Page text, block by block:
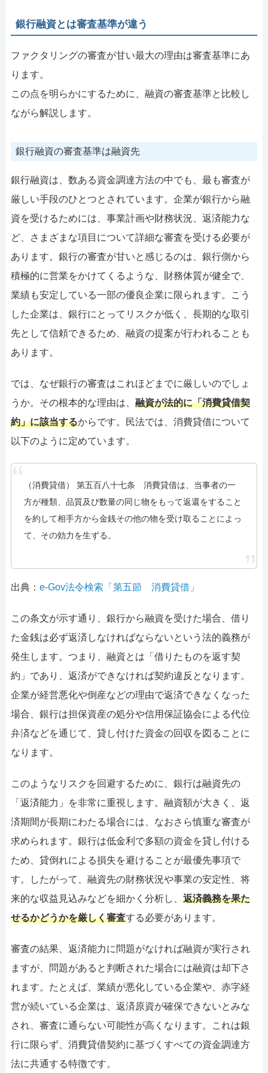
銀行融資とは審査基準が違う
ファクタリングの審査が甘い最大の理由は審査基準にあ
ります。
この点を明らかにするために、融資の審査基準と比較し
ながら解説します。
銀行融資の審査基準は融資先
銀行融資は、数ある資金調達方法の中でも、最も審査が
厳しい手段のひとつとされています。企業が銀行から融
資を受けるためには、事業計画や財務状況、返済能力な
ど、さまざまな項目について詳細な審査を受ける必要が
あります。銀行の審査が甘いと感じるのは、銀行側から
積極的に営業をかけてくるような、財務体質が健全で、
業績も安定している一部の優良企業に限られます。こう
した企業は、銀行にとってリスクが低く、長期的な取引
先として信頼できるため、融資の提案が行われることも
あります。
では、なぜ銀行の審査はこれほどまでに厳しいのでしょ
うか。その根本的な理由は、 融資が法的に「消費貸借契
約」に該当するからです。民法では、消費貸借について
以下のように定めています。
（消費貸借） 第五百八十七条 消費貸借は、当事者の一
方が種類、品質及び数量の同じ物をもって返還をすること
を約して相手方から金銭その他の物を受け取ることによっ
て、その効力を生ずる。
出典： e-Gov法令検索「第五節 消費貸借」
この条文が示す通り、銀行から融資を受けた場合、借り
た金銭は必ず返済しなければならないという法的義務が
発生します。つまり、融資とは「借りたものを返す契
約」であり、返済ができなければ契約違反となります。
企業が経営悪化や倒産などの理由で返済できなくなった
場合、銀行は担保資産の処分や信用保証協会による代位
弁済などを通じて、貸し付けた資金の回収を図ることに
なります。
このようなリスクを回避するために、銀行は融資先の
「返済能力」を非常に重視します。融資額が大きく、返
済期間が長期にわたる場合には、なおさら慎重な審査が
求められます。銀行は低金利で多額の資金を貸し付ける
ため、貸倒れによる損失を避けることが最優先事項で
す。したがって、融資先の財務状況や事業の安定性、将
来的な収益見込みなどを細かく分析し、 返済義務を果た
せるかどうかを厳しく審査する必要があります。
審査の結果、返済能力に問題がなければ融資が実行され
ますが、問題があると判断された場合には融資は却下さ
れます。たとえば、業績が悪化している企業や、赤字経
営が続いている企業は、返済原資が確保できないとみな
され、審査に通らない可能性が高くなります。これは銀
行に限らず、消費貸借契約に基づくすべての資金調達方
法に共通する特徴です。